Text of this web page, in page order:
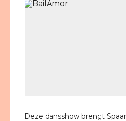
Deze dansshow brengt